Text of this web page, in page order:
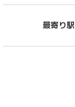
最寄り駅